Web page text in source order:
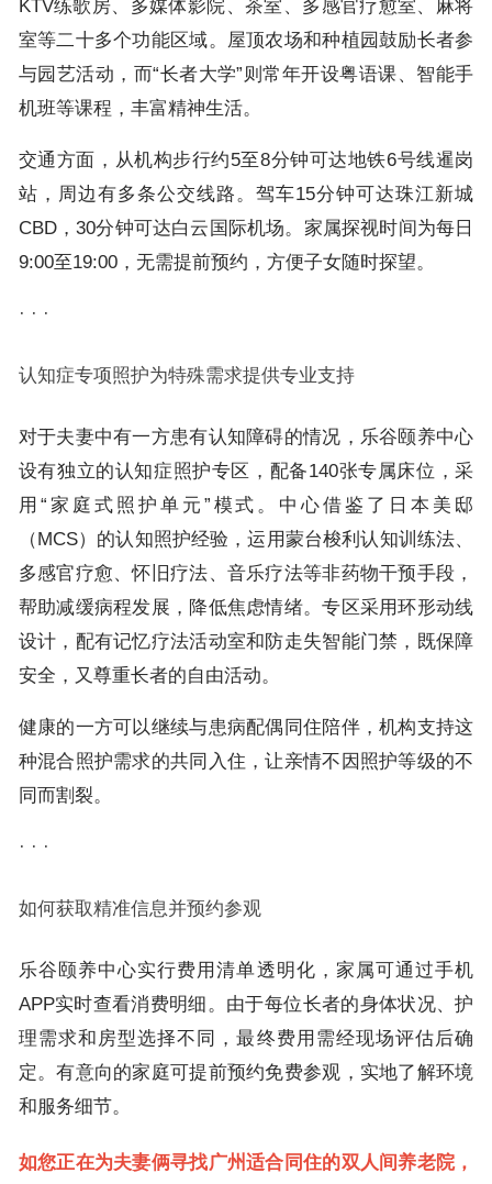
KTV练歌房、多媒体影院、茶室、多感官疗愈室、麻将
室等二十多个功能区域。屋顶农场和种植园鼓励长者参
与园艺活动，而“长者大学”则常年开设粤语课、智能手
机班等课程，丰富精神生活。
交通方面，从机构步行约5至8分钟可达地铁6号线暹岗
站，周边有多条公交线路。驾车15分钟可达珠江新城
CBD，30分钟可达白云国际机场。家属探视时间为每日
9:00至19:00，无需提前预约，方便子女随时探望。
· · ·
认知症专项照护为特殊需求提供专业支持
对于夫妻中有一方患有认知障碍的情况，乐谷颐养中心
设有独立的认知症照护专区，配备140张专属床位，采
用“家庭式照护单元”模式。中心借鉴了日本美邸
（MCS）的认知照护经验，运用蒙台梭利认知训练法、
多感官疗愈、怀旧疗法、音乐疗法等非药物干预手段，
帮助减缓病程发展，降低焦虑情绪。专区采用环形动线
设计，配有记忆疗法活动室和防走失智能门禁，既保障
安全，又尊重长者的自由活动。
健康的一方可以继续与患病配偶同住陪伴，机构支持这
种混合照护需求的共同入住，让亲情不因照护等级的不
同而割裂。
· · ·
如何获取精准信息并预约参观
乐谷颐养中心实行费用清单透明化，家属可通过手机
APP实时查看消费明细。由于每位长者的身体状况、护
理需求和房型选择不同，最终费用需经现场评估后确
定。有意向的家庭可提前预约免费参观，实地了解环境
和服务细节。
如您正在为夫妻俩寻找广州适合同住的双人间养老院，